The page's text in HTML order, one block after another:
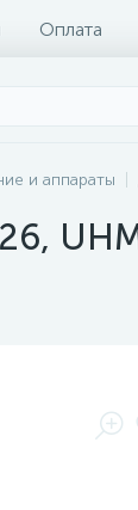
Оплата
и аппараты